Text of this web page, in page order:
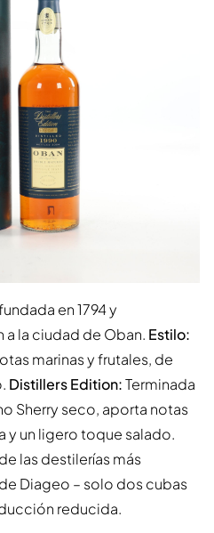
en 1794 y
la ciudad de Oban. Estilo:
marinas y frutales, de
Distillers Edition:Terminada
Sherry seco, aporta notas
y un ligero toque salado.
las destilerías más
Diageo – solo dos cubas
reducida.